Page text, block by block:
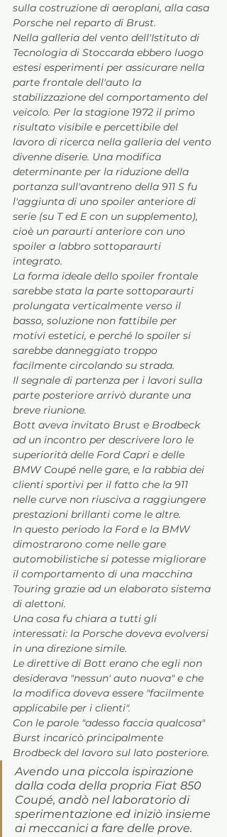
sulla costruzione di aeroplani, alla casa
Porsche nel reparto di Brust.
Nella galleria del vento dell'Istituto di
Tecnologia di Stoccarda ebbero luogo
estesi esperimenti per assicurare nella
parte frontale dell'auto la
stabilizzazione del comportamento del
veicolo. Per la stagione 1972 il primo
risultato visibile e percettibile del
lavoro di ricerca nella galleria del vento
divenne diserie. Una modifica
determinante per la riduzione della
portanza sull'avantreno della 911 S fu
l'aggiunta di uno spoiler anteriore di
serie (su T ed E con un supplemento),
cioè un paraurti anteriore con uno
spoiler a labbro sottoparaurti
integrato.
La forma ideale dello spoiler frontale
sarebbe stata la parte sottoparaurti
prolungata verticalmente verso il
basso, soluzione non fattibile per
motivi estetici, e perché lo spoiler si
sarebbe danneggiato troppo
facilmente circolando su strada.
Il segnale di partenza per i lavori sulla
parte posteriore arrivò durante una
breve riunione.
Bott aveva invitato Brust e Brodbeck
ad un incontro per descrivere loro le
superiorità delle Ford Capri e delle
BMW Coupé nelle gare, e la rabbia dei
clienti sportivi per il fatto che la 911
nelle curve non riusciva a raggiungere
prestazioni brillanti come le altre.
In questo periodo la Ford e la BMW
dimostrarono come nelle gare
automobilistiche si potesse migliorare
il comportamento di una macchina
Touring grazie ad un elaborato sistema
di alettoni.
Una cosa fu chiara a tutti gli
interessati: la Porsche doveva evolversi
in una direzione simile.
Le direttive di Bott erano che egli non
desiderava "nessun' auto nuova" e che
la modifica doveva essere "facilmente
applicabile per i clienti".
Con le parole "adesso faccia qualcosa"
Burst incaricò principalmente
Brodbeck del lavoro sul lato posteriore.
Avendo una piccola ispirazione
dalla coda della propria Fiat 850
Coupé, andò nel laboratorio di
sperimentazione ed iniziò insieme
ai meccanici a fare delle prove.